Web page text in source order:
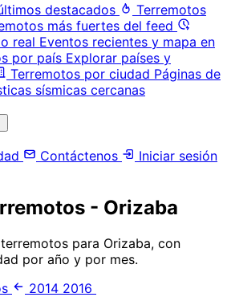
destacados
Terremotos
más fuertes del feed
real Eventos recientes y mapa en
por país Explorar países y
Terremotos por ciudad Páginas de
sísmicas cercanas
Contáctenos
Iniciar sesión
- Orizaba
para Orizaba, con
por año y por mes.
2014 2016